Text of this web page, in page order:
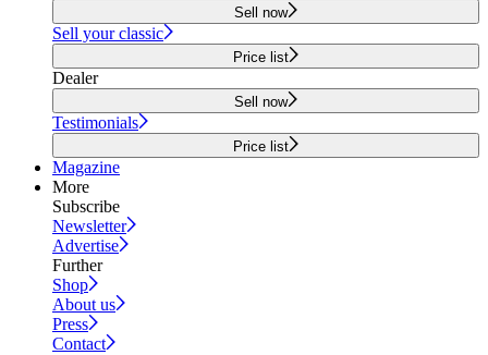
Sell now
Sell your classic
Price list
Dealer
Sell now
Testimonials
Price list
Magazine
More
Subscribe
Newsletter
Advertise
Further
Shop
About us
Press
Contact